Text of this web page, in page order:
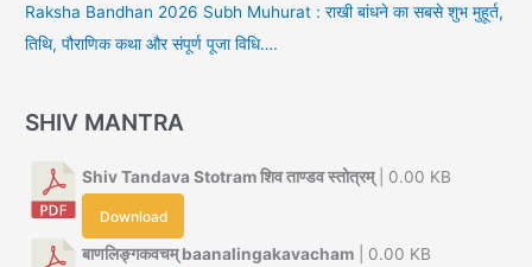
Raksha Bandhan 2026 Subh Muhurat : राखी बांधने का सबसे शुभ मुहूर्त,
तिथि, पौराणिक कथा और संपूर्ण पूजा विधि….
SHIV MANTRA
Shiv Tandava Stotram शिव ताण्डव स्तोत्रम्| 0.00 KB
Download
बाणलिङ्गकवचम् baanalingakavacham | 0.00 KB